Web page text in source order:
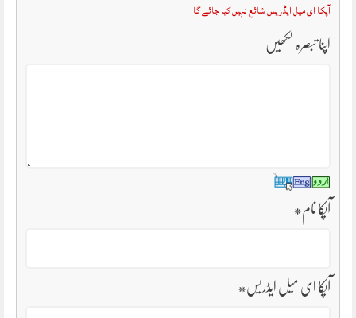
آپکا ای میل ایڈریس شائع نہیں کیا جائے گا
اپنا تبصرہ لکھیں
آپکا نام*
آپکا ای میل ایڈریس*